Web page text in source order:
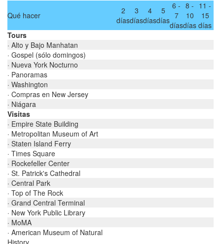
Qué hacer
2
días
3
días
4
días
5
días
6 -
7
días
8 -
10
días
11 -
15
días
Tours
· Alto y Bajo Manhatan
· Gospel (sólo domingos)
· Nueva York Nocturno
· Panoramas
· Washington
· Compras en New Jersey
· Niágara
Visitas
· Empire State Building
· Metropolitan Museum of Art
· Staten Island Ferry
· Times Square
· Rockefeller Center
· St. Patrick's Cathedral
· Central Park
· Top of The Rock
· Grand Central Terminal
· New York Public Library
· MoMA
· American Museum of Natural
History